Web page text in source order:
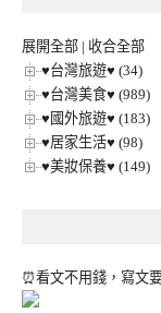
展開全部 | 收合全部
♥台灣旅遊♥ (34)
♥台灣美食♥ (989)
♥國外旅遊♥ (183)
♥居家生活♥ (98)
♥美妝保養♥ (149)
⏰看文不用錢，寫文